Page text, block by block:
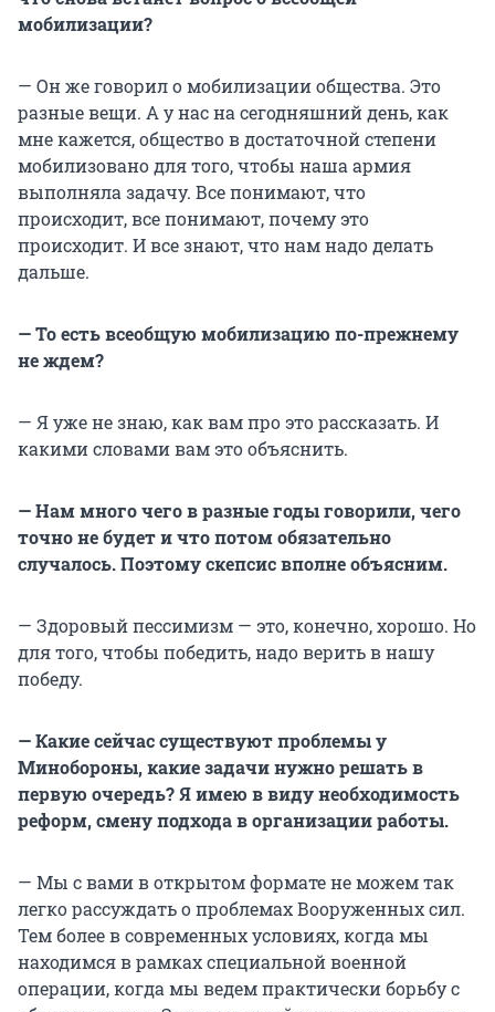
мобилизации?
— Он же говорил о мобилизации общества. Это
разные вещи. А у нас на сегодняшний день, как
мне кажется, общество в достаточной степени
мобилизовано для того, чтобы наша армия
выполняла задачу. Все понимают, что
происходит, все понимают, почему это
происходит. И все знают, что нам надо делать
дальше.
— То есть всеобщую мобилизацию по-прежнему
не ждем?
— Я уже не знаю, как вам про это рассказать. И
какими словами вам это объяснить.
— Нам много чего в разные годы говорили, чего
точно не будет и что потом обязательно
случалось. Поэтому скепсис вполне объясним.
— Здоровый пессимизм — это, конечно, хорошо. Но
для того, чтобы победить, надо верить в нашу
победу.
— Какие сейчас существуют проблемы у
Минобороны, какие задачи нужно решать в
первую очередь? Я имею в виду необходимость
реформ, смену подхода в организации работы.
— Мы с вами в открытом формате не можем так
легко рассуждать о проблемах Вооруженных сил.
Тем более в современных условиях, когда мы
находимся в рамках специальной военной
операции, когда мы ведем практически борьбу с